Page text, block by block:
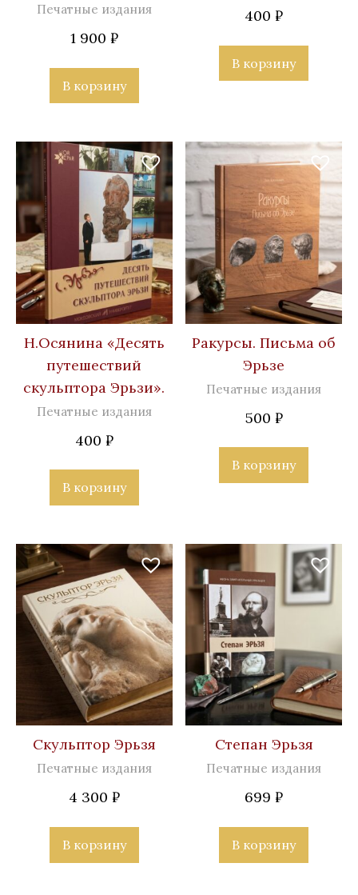
Печатные издания
1 900 ₽
В корзину
400 ₽
В корзину
Н.Осянина «Десять
путешествий
скульптора Эрьзи».
Печатные издания
400 ₽
В корзину
Ракурсы. Письма об
Эрьзе
Печатные издания
500 ₽
В корзину
Скульптор Эрьзя
Печатные издания
4 300 ₽
В корзину
Степан Эрьзя
Печатные издания
699 ₽
В корзину